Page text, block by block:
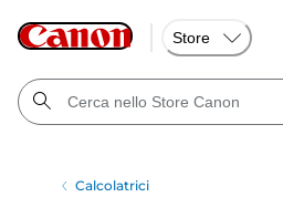
Store
Calcolatrici